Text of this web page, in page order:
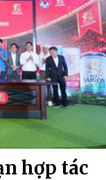
hợp tác